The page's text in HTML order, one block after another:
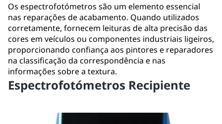
Os espectrofotómetros são um elemento essencial
nas reparações de acabamento. Quando utilizados
corretamente, fornecem leituras de alta precisão das
cores em veículos ou componentes industriais ligeiros,
proporcionando confiança aos pintores e reparadores
na classificação da correspondência e nas
informações sobre a textura.
Espectrofotómetros Recipiente